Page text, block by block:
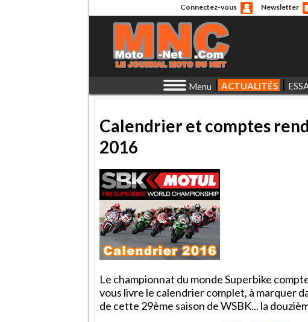
Connectez-vous Newsletter
Menu ACTUALITÉS
Calendrier et comptes
2016
Le championnat du monde Superbike
vous livre le calendrier complet, à marquer
de cette 29ème saison de WSBK... la